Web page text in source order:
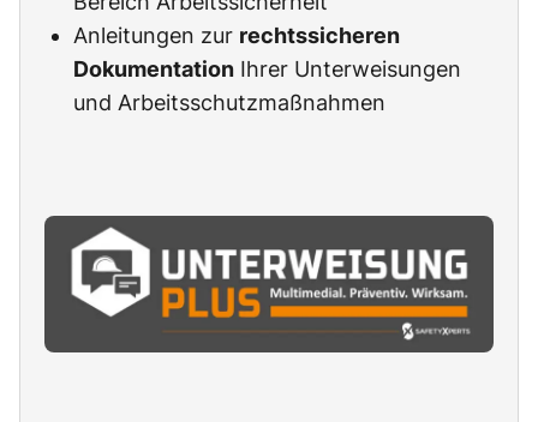
Anleitungen zur rechtssicheren
Dokumentation Ihrer Unterweisungen
und Arbeitsschutzmaßnahmen